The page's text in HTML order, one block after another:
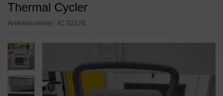
Thermal Cycler
Artikelnummer: IC 22126